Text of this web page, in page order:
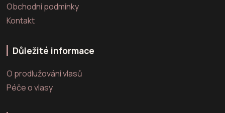
Obchodní podmínky
Kontakt
Důležité informace
O prodlužování vlasů
Péče o vlasy